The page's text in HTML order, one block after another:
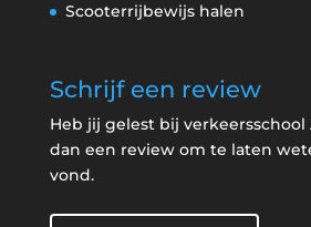
Scooterrijbewijs halen
Schrijf een review
Heb jij gelest bij verkeersschool
dan een review om te laten
vond.